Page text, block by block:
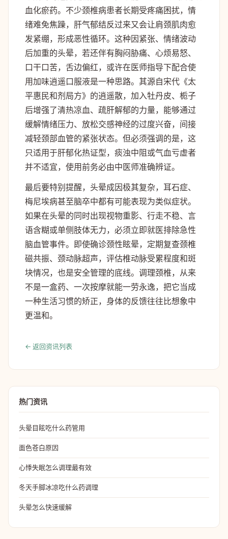
血化瘀药。不少颈椎病患者长期受疼痛困扰，情
绪难免焦躁，肝气郁结反过来又会让肩颈肌肉愈
发紧绷，形成恶性循环。这种因紧张、情绪波动
后加重的头晕，若还伴有胸闷胁痛、心烦易怒、
口干口苦，舌边偏红，或许在医师指导下配合使
用加味逍遥口服液是一种思路。其源自宋代《太
平惠民和剂局方》的逍遥散，加入牡丹皮、栀子
后增强了清热凉血、疏肝解郁的力量，能够通过
缓解情绪压力、放松交感神经的过度兴奋，间接
减轻颈部血管的紧张状态。但必须强调的是，这
只适用于肝郁化热证型，痰浊中阻或气血亏虚者
并不适宜，使用前务必由中医师准确辨证。
最后要特别提醒，头晕成因极其复杂，耳石症、
梅尼埃病甚至脑卒中都有可能表现为类似症状。
如果在头晕的同时出现视物重影、行走不稳、言
语含糊或单侧肢体无力，必须立即就医排除急性
脑血管事件。即使确诊颈性眩晕，定期复查颈椎
磁共振、颈动脉超声，评估椎动脉受累程度和斑
块情况，也是安全管理的底线。调理颈椎，从来
不是一盒药、一次按摩就能一劳永逸，把它当成
一种生活习惯的矫正，身体的反馈往往比想象中
更温和。
← 返回资讯列表
热门资讯
头晕目眩吃什么药管用
面色苍白原因
心悸失眠怎么调理最有效
冬天手脚冰凉吃什么药调理
头晕怎么快速缓解